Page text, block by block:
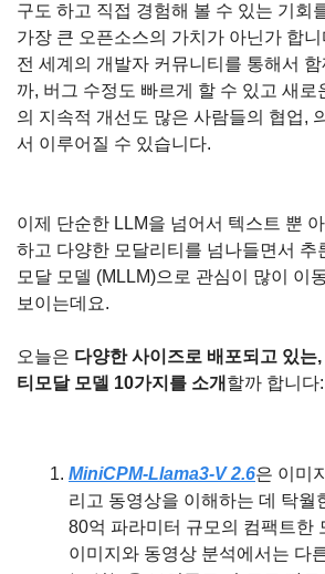
구도 하고 직접 경험해 볼 수 있는 기회
가장 큰 오픈소스의 가치가 아닌가 합
전 세계의 개발자 커뮤니티를 통해서 함
까, 버그 수정도 빠르게 할 수 있고 새로
의 지속적 개선도 많은 사람들의 협업,
서 이루어질 수 있습니다.
이제 단순한 LLM을 넘어서 텍스트 뿐
하고 다양한 모달리티를 넘나들면서 추
모달 모델 (MLLM)으로 관심이 많이 이
보이는데요.
오늘은 다양한 사이즈로 배포되고 있는
티모달 모델 10가지를 소개 할까 합니다:
MiniCPM-Llama3-V 2.6은 이미
리고 동영상을 이해하는 데 탁월
80억 파라미터 규모의 컴팩트한
이미지와 동영상 분석에서는 다